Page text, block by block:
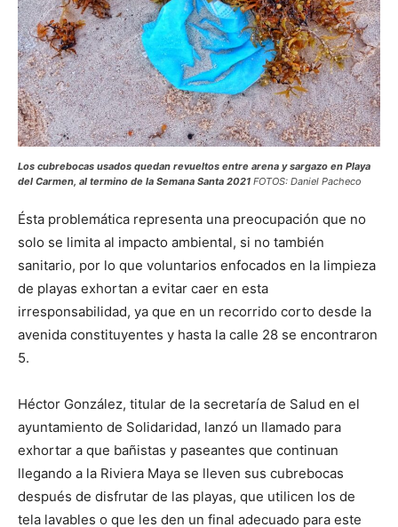
Los cubrebocas usados quedan revueltos entre arena y sargazo en Playa
del Carmen, al termino de la Semana Santa 2021 FOTOS: Daniel Pacheco
Ésta problemática representa una preocupación que no
solo se limita al impacto ambiental, si no también
sanitario, por lo que voluntarios enfocados en la limpieza
de playas exhortan a evitar caer en esta
irresponsabilidad, ya que en un recorrido corto desde la
avenida constituyentes y hasta la calle 28 se encontraron
5.
Héctor González, titular de la secretaría de Salud en el
ayuntamiento de Solidaridad, lanzó un llamado para
exhortar a que bañistas y paseantes que continuan
llegando a la Riviera Maya se lleven sus cubrebocas
después de disfrutar de las playas, que utilicen los de
tela lavables o que les den un final adecuado para este